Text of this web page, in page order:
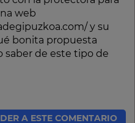
web
y su
bonita propuesta
saber de este tipo de
A ESTE COMENTARIO